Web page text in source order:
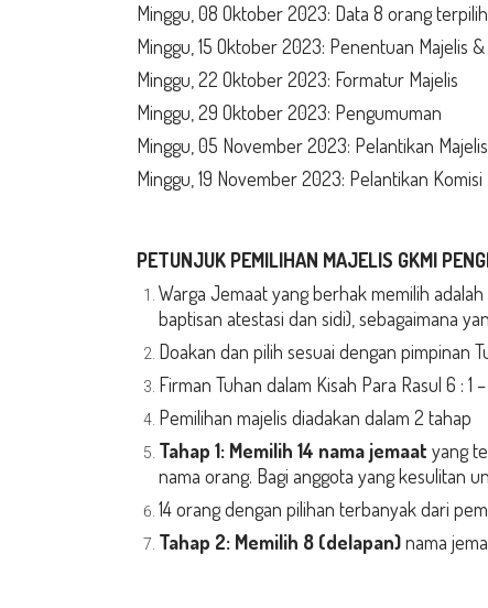
Minggu, 08 Oktober 2023: Data 8 orang terpilih
Minggu, 15 Oktober 2023: Penentuan Majelis
Minggu, 22 Oktober 2023: Formatur Majelis
Minggu, 29 Oktober 2023: Pengumuman
Minggu, 05 November 2023: Pelantikan Majelis
Minggu, 19 November 2023: Pelantikan Komisi
PETUNJUK PEMILIHAN MAJELIS GKMI
Warga Jemaat yang berhak memilih
baptisan atestasi dan sidi), sebagaimana
Doakan dan pilih sesuai dengan pimpinan
Firman Tuhan dalam Kisah Para Rasul 6 :
Pemilihan majelis diadakan dalam 2 tahap
Tahap 1: Memilih 14 nama jemaat yang
nama orang. Bagi anggota yang kesulitan
14 orang dengan pilihan terbanyak dari
Tahap 2: Memilih 8 (delapan)nama